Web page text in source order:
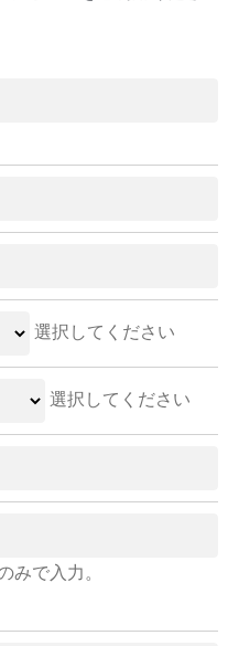
選択してください
選択してください
みで入力。